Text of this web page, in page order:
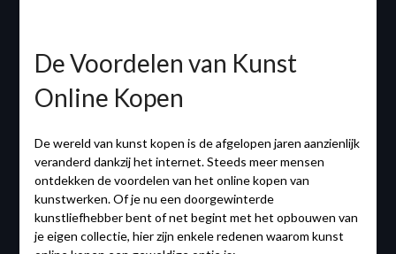
De Voordelen van Kunst
Online Kopen
De wereld van kunst kopen is de afgelopen jaren aanzienlijk
veranderd dankzij het internet. Steeds meer mensen
ontdekken de voordelen van het online kopen van
kunstwerken. Of je nu een doorgewinterde
kunstliefhebber bent of net begint met het opbouwen van
je eigen collectie, hier zijn enkele redenen waarom kunst